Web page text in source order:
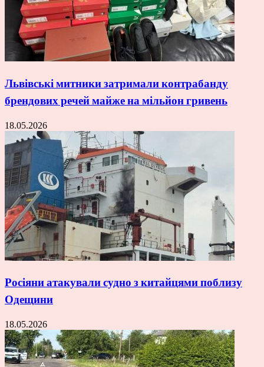
Львівські митники затримали контрабанду
брендових речей майже на мільйон гривень
18.05.2026
Росіяни атакували судно з китайцями поблизу
Одещини
18.05.2026